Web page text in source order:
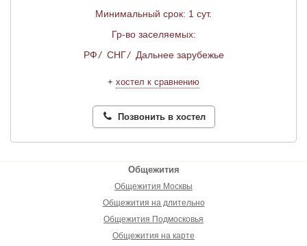
Минимальный срок: 1 сут.
Гр-во заселяемых:
РФ/ СНГ/ Дальнее зарубежье
+ хостел к сравнению
Позвонить в хостел
Общежития
Общежития Москвы
Общежития на длительно
Общежития Подмосковья
Общежития на карте